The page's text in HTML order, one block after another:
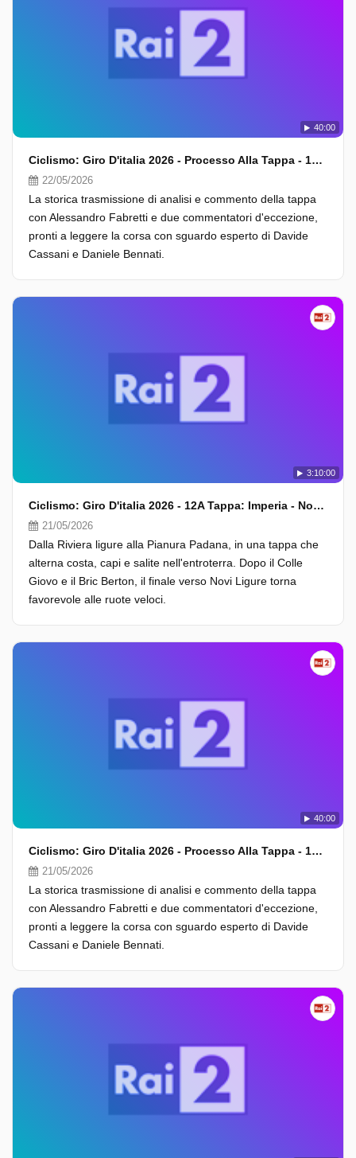
40:00
Ciclismo: Giro D'italia 2026 - Processo Alla Tappa - 13A Tappa
22/05/2026
La storica trasmissione di analisi e commento della tappa
con Alessandro Fabretti e due commentatori d'eccezione,
pronti a leggere la corsa con sguardo esperto di Davide
Cassani e Daniele Bennati.
3:10:00
Ciclismo: Giro D'italia 2026 - 12A Tappa: Imperia - Novi Ligure (Fasi Finali)
21/05/2026
Dalla Riviera ligure alla Pianura Padana, in una tappa che
alterna costa, capi e salite nell'entroterra. Dopo il Colle
Giovo e il Bric Berton, il finale verso Novi Ligure torna
favorevole alle ruote veloci.
40:00
Ciclismo: Giro D'italia 2026 - Processo Alla Tappa - 12A Tappa
21/05/2026
La storica trasmissione di analisi e commento della tappa
con Alessandro Fabretti e due commentatori d'eccezione,
pronti a leggere la corsa con sguardo esperto di Davide
Cassani e Daniele Bennati.